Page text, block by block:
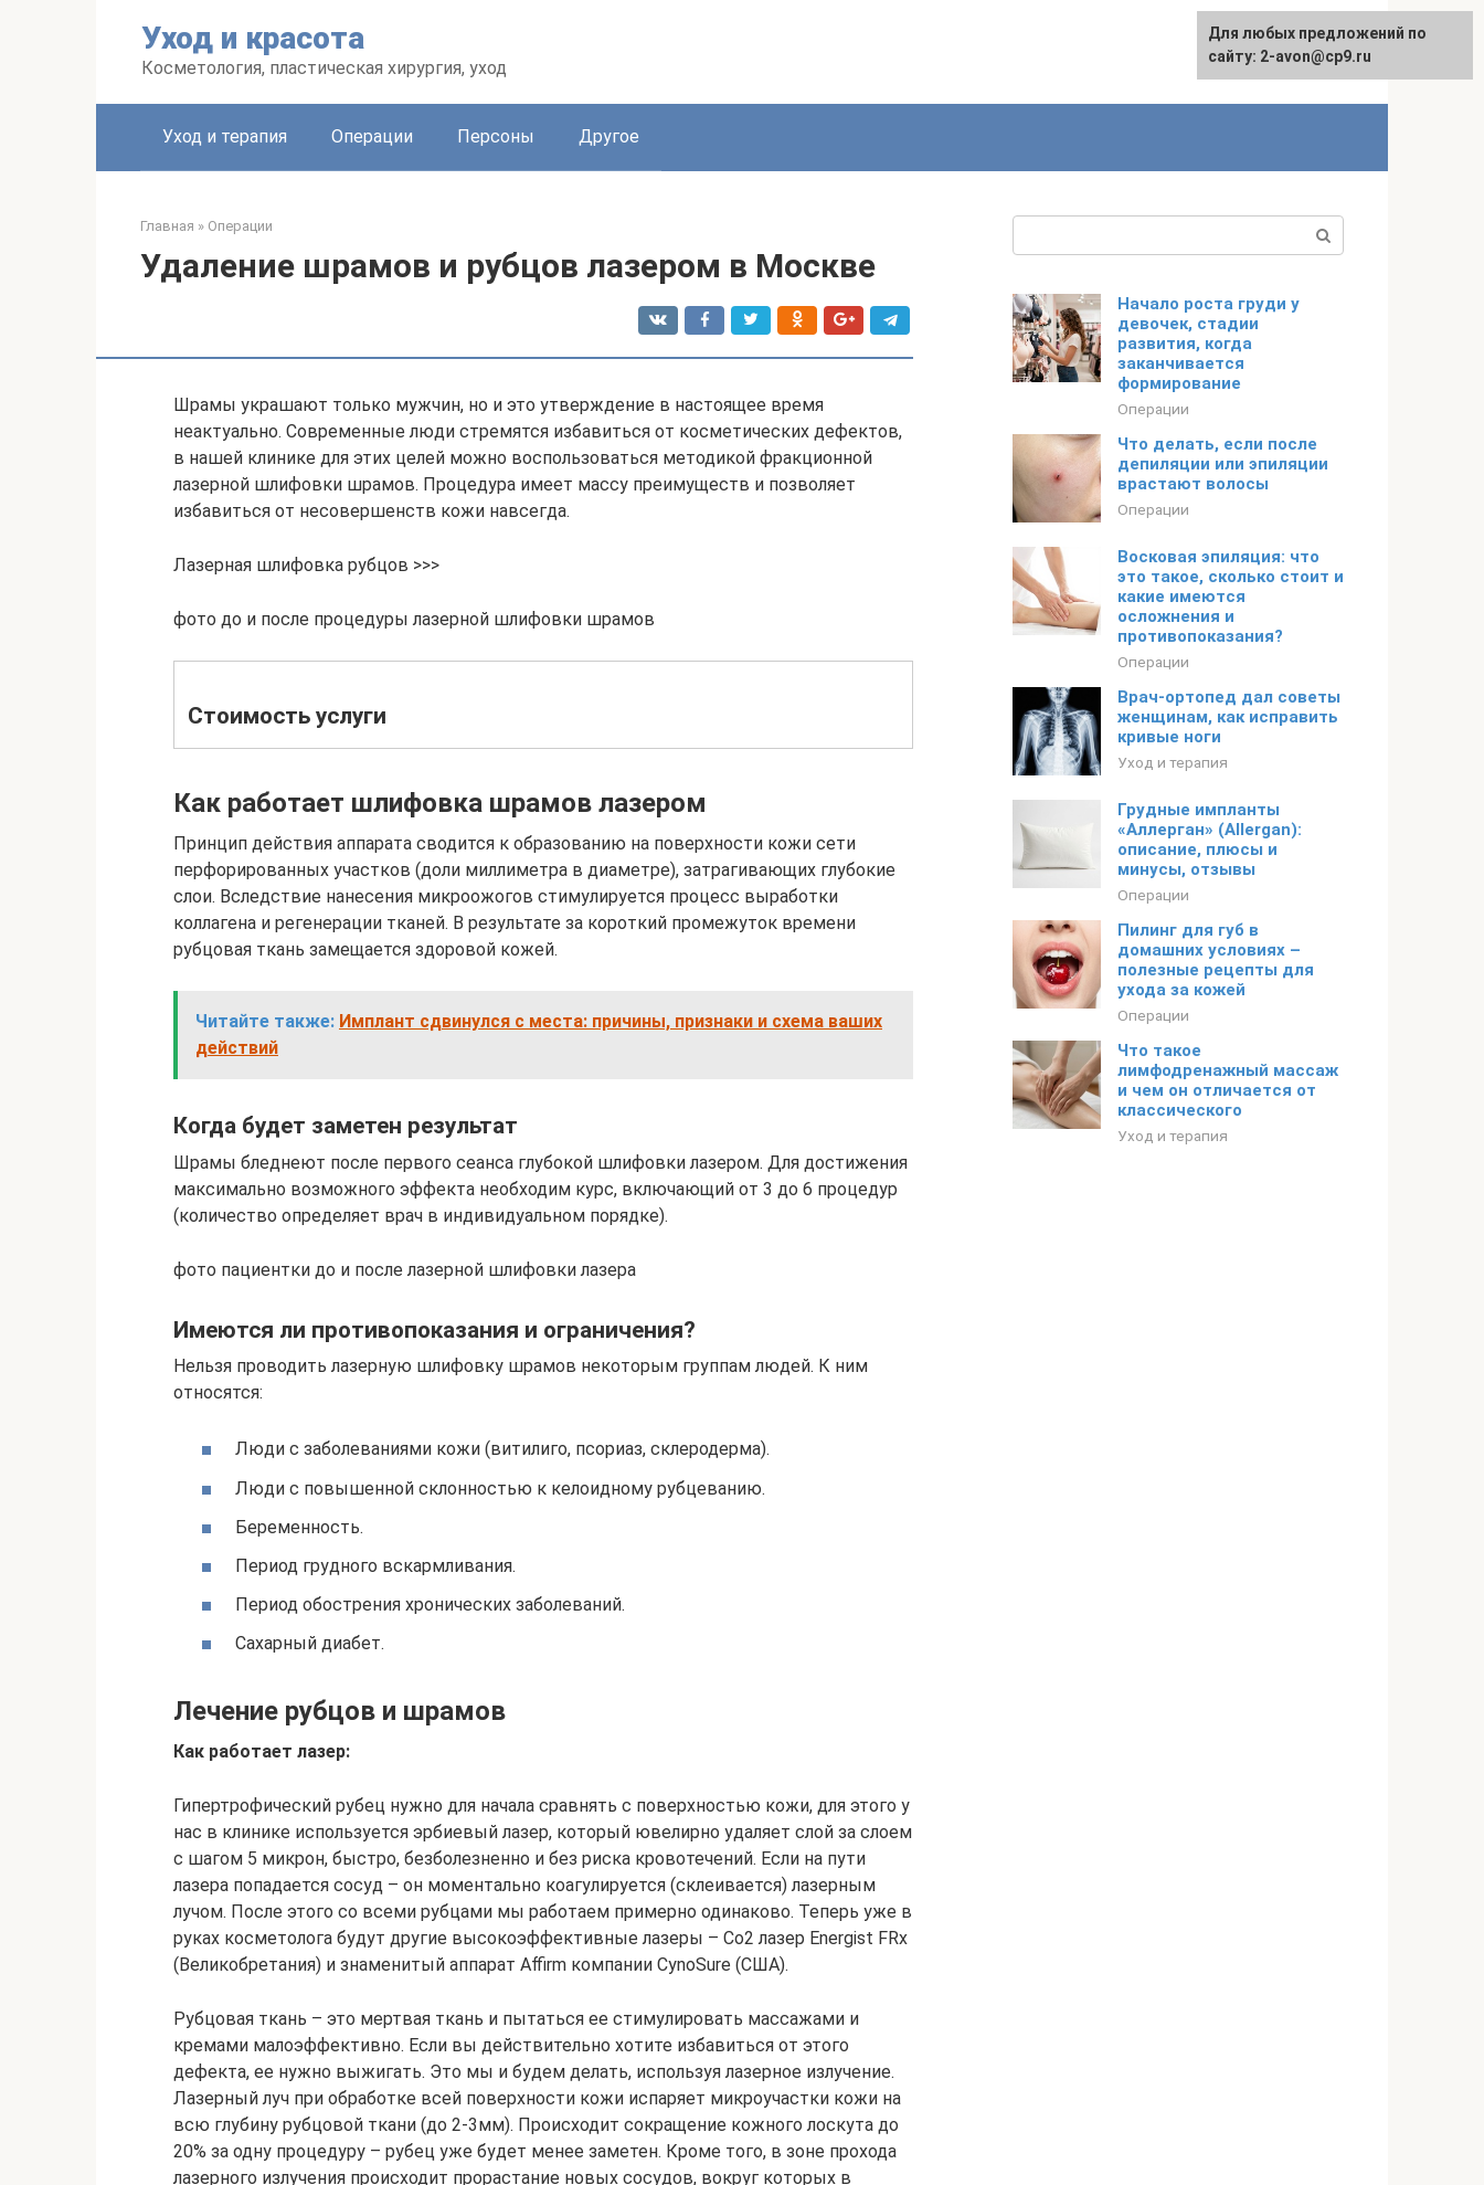
Уход и красота
Косметология, пластическая хирургия, уход
Уход и терапия Операции Персоны Другое
Главная » Операции
Удаление шрамов и рубцов лазером в Москве
Шрамы украшают только мужчин, но и это утверждение в настоящее время
неактуально. Современные люди стремятся избавиться от косметических дефектов,
в нашей клинике для этих целей можно воспользоваться методикой фракционной
лазерной шлифовки шрамов. Процедура имеет массу преимуществ и позволяет
избавиться от несовершенств кожи навсегда.
Лазерная шлифовка рубцов >>>
фото до и после процедуры лазерной шлифовки шрамов
Стоимость услуги
Как работает шлифовка шрамов лазером
Принцип действия аппарата сводится к образованию на поверхности кожи сети
перфорированных участков (доли миллиметра в диаметре), затрагивающих глубокие
слои. Вследствие нанесения микроожогов стимулируется процесс выработки
коллагена и регенерации тканей. В результате за короткий промежуток времени
рубцовая ткань замещается здоровой кожей.
Читайте также: Имплант сдвинулся с места: причины, признаки и схема ваших
действий
Когда будет заметен результат
Шрамы бледнеют после первого сеанса глубокой шлифовки лазером. Для достижения
максимально возможного эффекта необходим курс, включающий от 3 до 6 процедур
(количество определяет врач в индивидуальном порядке).
фото пациентки до и после лазерной шлифовки лазера
Имеются ли противопоказания и ограничения?
Нельзя проводить лазерную шлифовку шрамов некоторым группам людей. К ним
относятся:
Люди с заболеваниями кожи (витилиго, псориаз, склеродерма).
Люди с повышенной склонностью к келоидному рубцеванию.
Беременность.
Период грудного вскармливания.
Период обострения хронических заболеваний.
Сахарный диабет.
Лечение рубцов и шрамов
Как работает лазер:
Гипертрофический рубец нужно для начала сравнять с поверхностью кожи, для этого у
нас в клинике используется эрбиевый лазер, который ювелирно удаляет слой за слоем
с шагом 5 микрон, быстро, безболезненно и без риска кровотечений. Если на пути
лазера попадается сосуд – он моментально коагулируется (склеивается) лазерным
лучом. После этого со всеми рубцами мы работаем примерно одинаково. Теперь уже в
руках косметолога будут другие высокоэффективные лазеры – Со2 лазер Energist FRx
(Великобретания) и знаменитый аппарат Affirm компании CynoSure (США).
Рубцовая ткань – это мертвая ткань и пытаться ее стимулировать массажами и
кремами малоэффективно. Если вы действительно хотите избавиться от этого
дефекта, ее нужно выжигать. Это мы и будем делать, используя лазерное излучение.
Лазерный луч при обработке всей поверхности кожи испаряет микроучастки кожи на
всю глубину рубцовой ткани (до 2-3мм). Происходит сокращение кожного лоскута до
20% за одну процедуру – рубец уже будет менее заметен. Кроме того, в зоне прохода
лазерного излучения происходит прорастание новых сосудов, вокруг которых в
Начало роста груди у
девочек, стадии
развития, когда
заканчивается
формирование
Операции
Что делать, если после
депиляции или эпиляции
врастают волосы
Операции
Восковая эпиляция: что
это такое, сколько стоит и
какие имеются
осложнения и
противопоказания?
Операции
Врач-ортопед дал советы
женщинам, как исправить
кривые ноги
Уход и терапия
Грудные импланты
«Аллерган» (Allergan):
описание, плюсы и
минусы, отзывы
Операции
Пилинг для губ в
домашних условиях –
полезные рецепты для
ухода за кожей
Операции
Что такое
лимфодренажный массаж
и чем он отличается от
классического
Уход и терапия
Для любых предложений по
сайту: 2-avon@cp9.ru